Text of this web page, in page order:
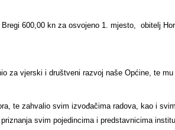
600,00 kn za osvojeno 1. mjesto, obitelj
vjerski i društveni razvoj naše Općine, te
te zahvalio svim izvođačima radova, kao i
svim pojedincima i predstavnicima